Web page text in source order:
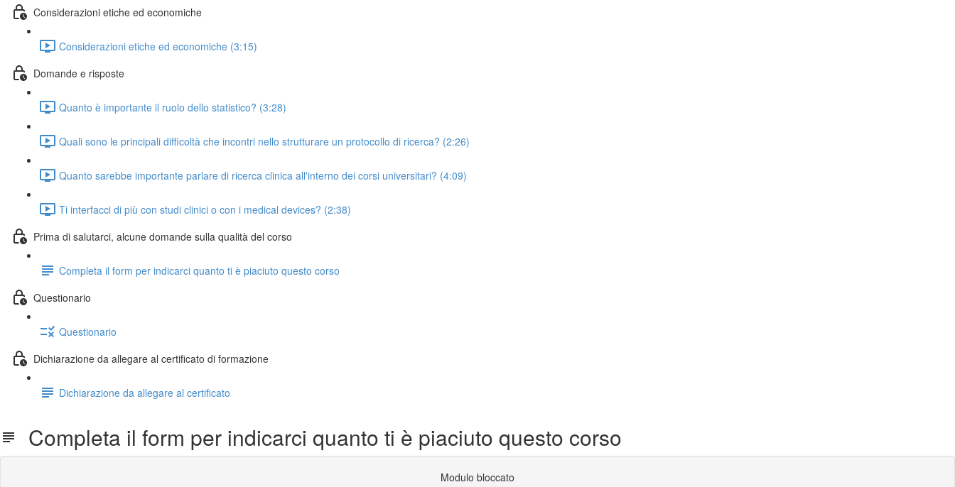
Considerazioni etiche ed economiche
Considerazioni etiche ed economiche (3:15)
Domande e risposte
Quanto è importante il ruolo dello statistico? (3:28)
Quali sono le principali difficoltà che incontri nello strutturare un protocollo di ricerca? (2:26)
Quanto sarebbe importante parlare di ricerca clinica all'interno dei corsi universitari? (4:09)
Ti interfacci di più con studi clinici o con i medical devices? (2:38)
Prima di salutarci, alcune domande sulla qualità del corso
Completa il form per indicarci quanto ti è piaciuto questo corso
Questionario
Questionario
Dichiarazione da allegare al certificato di formazione
Dichiarazione da allegare al certificato
Completa il form per indicarci quanto ti è piaciuto questo corso
Modulo bloccato